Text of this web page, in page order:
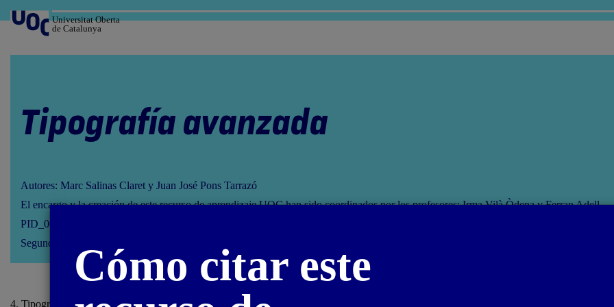
al
contenido
Universitat Oberta
de Catalunya
Tipografía avanzada
Autores: Marc Salinas Claret y Juan José Pons Tarrazó
El encargo y la creación de este recurso de aprendizaje UOC han sido coordinados por los profesores: Irma Vilà Òdena y Ferran Adell
PID_00293634
Segunda edición: febrero 2023
4. Tipografía digital / 4.5. Algunas fuentes recomendadas
Cómo citar este